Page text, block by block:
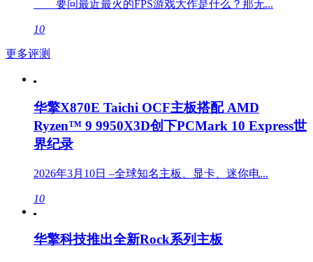
要问最近最火的FPS游戏大作是什么？那无...
10
更多评测
华擎X870E Taichi OCF主板搭配 AMD
Ryzen™ 9 9950X3D创下PCMark 10 Express世
界纪录
2026年3月10日 –全球知名主板、显卡、迷你电...
10
华擎科技推出全新Rock系列主板